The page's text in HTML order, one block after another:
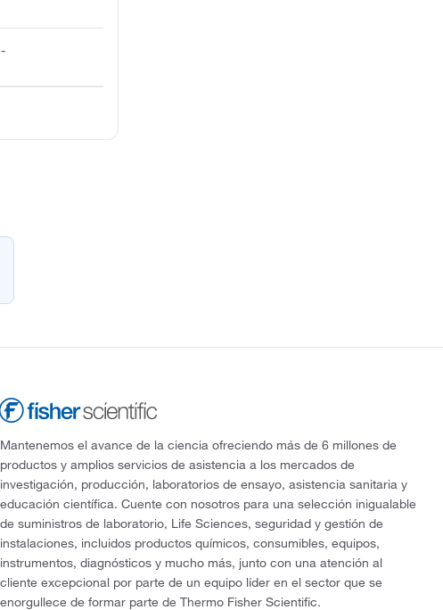
Mantenemos el avance de la ciencia ofreciendo más de 6 millones de
productos y amplios servicios de asistencia a los mercados de
investigación, producción, laboratorios de ensayo, asistencia sanitaria y
educación científica. Cuente con nosotros para una selección inigualable
de suministros de laboratorio, Life Sciences, seguridad y gestión de
instalaciones, incluidos productos químicos, consumibles, equipos,
instrumentos, diagnósticos y mucho más, junto con una atención al
cliente excepcional por parte de un equipo líder en el sector que se
enorgullece de formar parte de Thermo Fisher Scientific.